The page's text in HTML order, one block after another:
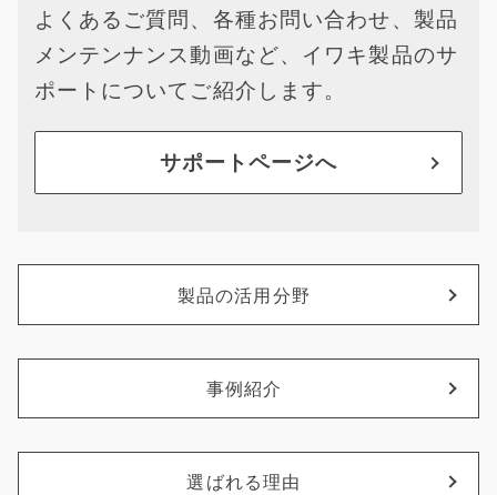
よくあるご質問、各種お問い合わせ、製品
メンテンナンス動画など、イワキ製品のサ
ポートについてご紹介します。
サポートページへ
製品の活用分野
事例紹介
選ばれる理由